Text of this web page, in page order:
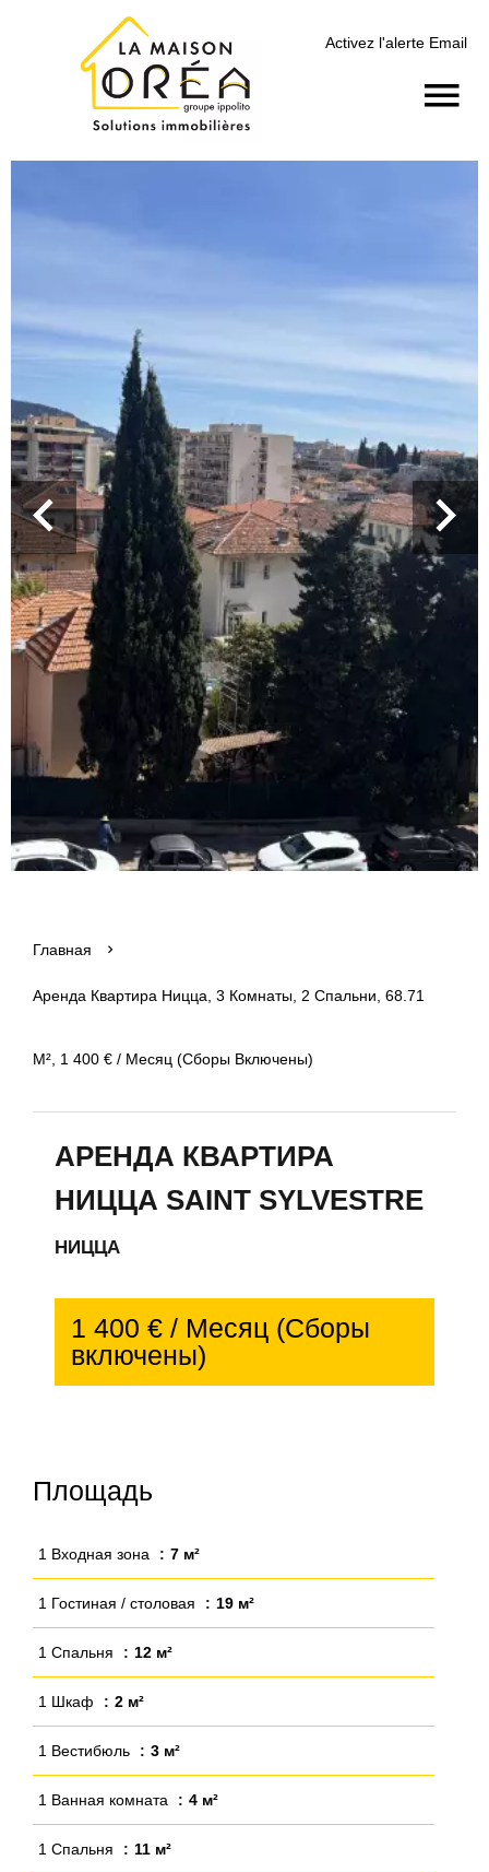
Activez l'alerte Email
Главная
Аренда Квартира Ницца, 3 Комнаты, 2 Спальни, 68.71
М², 1 400 € / Месяц (Сборы Включены)
АРЕНДА КВАРТИРА
НИЦЦА SAINT SYLVESTRE
НИЦЦА
1 400 € / Месяц (Сборы
включены)
Площадь
1 Входная зона 7 м²
1 Гостиная / столовая 19 м²
1 Спальня 12 м²
1 Шкаф 2 м²
1 Вестибюль 3 м²
1 Ванная комната 4 м²
1 Спальня 11 м²